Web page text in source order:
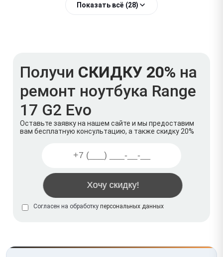
Показать всё (28)
Получи СКИДКУ 20% на
ремонт ноутбука Range
17 G2 Evo
Оставьте заявку на нашем сайте и мы предоставим
вам бесплатную консультацию, а также скидку 20%
Согласен на обработку персональных данных